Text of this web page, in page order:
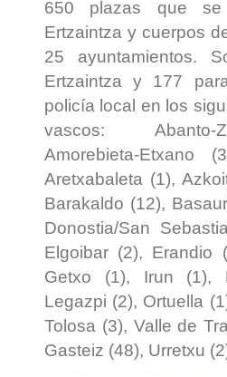
650 plazas que
Ertzaintza y cuerpos
25 ayuntamientos.
Ertzaintza y 177
policía local en los
vascos: Abanto-
Amorebieta-Etxano
Aretxabaleta (1),
Barakaldo (12),
Donostia/San
Elgoibar (2), Erandio
Getxo (1), Irun (1),
Legazpi (2), Ortuella
Tolosa (3), Valle de
Gasteiz (48), Urretxu